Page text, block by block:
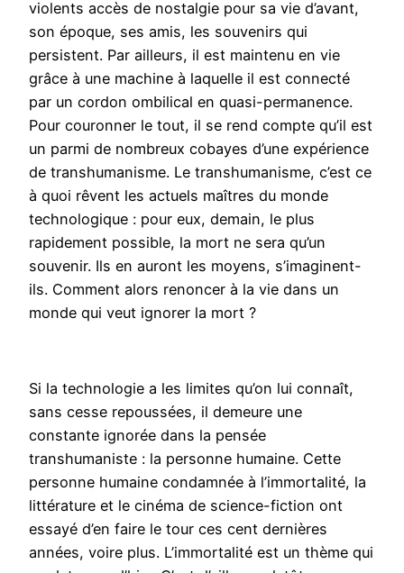
violents accès de nostalgie pour sa vie d’avant,
son époque, ses amis, les souvenirs qui
persistent. Par ailleurs, il est maintenu en vie
grâce à une machine à laquelle il est connecté
par un cordon ombilical en quasi-permanence.
Pour couronner le tout, il se rend compte qu’il est
un parmi de nombreux cobayes d’une expérience
de transhumanisme. Le transhumanisme, c’est ce
à quoi rêvent les actuels maîtres du monde
technologique : pour eux, demain, le plus
rapidement possible, la mort ne sera qu’un
souvenir. Ils en auront les moyens, s’imaginent-
ils. Comment alors renoncer à la vie dans un
monde qui veut ignorer la mort ?
Si la technologie a les limites qu’on lui connaît,
sans cesse repoussées, il demeure une
constante ignorée dans la pensée
transhumaniste : la personne humaine. Cette
personne humaine condamnée à l’immortalité, la
littérature et le cinéma de science-fiction ont
essayé d’en faire le tour ces cent dernières
années, voire plus. L’immortalité est un thème qui